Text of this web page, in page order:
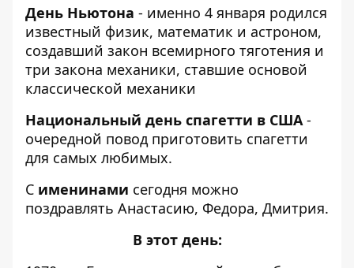
День Ньютона - именно 4 января родился
известный физик, математик и астроном,
создавший закон всемирного тяготения и
три закона механики, ставшие основой
классической механики
Национальный день спагетти в США-
очередной повод приготовить спагетти
для самых любимых.
С именинами сегодня можно
поздравлять Анастасию, Федора, Дмитрия.
В этот день: